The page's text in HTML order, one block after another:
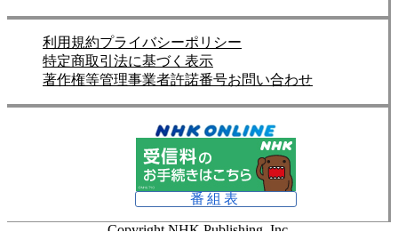
利用規約プライバシーポリシー
特定商取引法に基づく表示
著作権等管理事業者許諾番号お問い合わせ
番組表
Copyright NHK Publishing, Inc.